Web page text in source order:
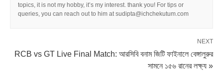
topics, it is not my hobby, it’s my interest. thank you! For tips or
queries, you can reach out to him at sudipta@ichchekutum.com
NEXT
RCB vs GT Live Final Match: আরসিবি বনাম জিটি ফাইনালে বেঙ্গালুরুর
সামনে ১৫৬ রানের লক্ষ্য »